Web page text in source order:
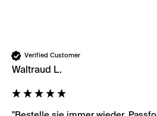
Verified Customer
Waltraud L.